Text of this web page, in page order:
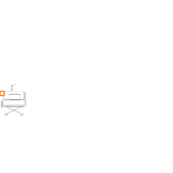
ZIEKENHUIS BED CQ. HOOG-LAAG BED